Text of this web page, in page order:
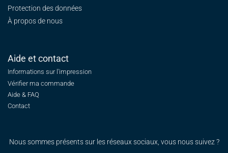
Protection des données
À propos de nous
Aide et contact
Informations sur l'impression
Vérifier ma commande
Aide & FAQ
Contact
Nous sommes présents sur les réseaux sociaux, vous nous suivez ?